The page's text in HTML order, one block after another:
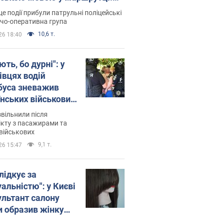
склала адмінпротокол.
події прибули патрульні поліцейські
оперативна група
18:40 10,6 т.
бо дурні": у
водій
зневажив
військових
Відео
після
з пасажирами та
15:47 9,1 т.
за
у Києві
салону
образив жінку